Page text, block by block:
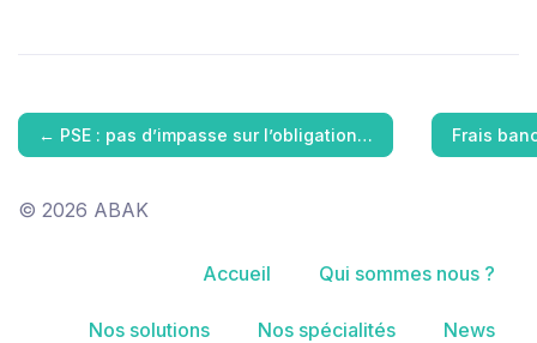
← PSE : pas d’impasse sur l’obligation… Frais
© 2026 ABAK
Accueil Qui sommes nous ?
Nos solutions Nos spécialités News